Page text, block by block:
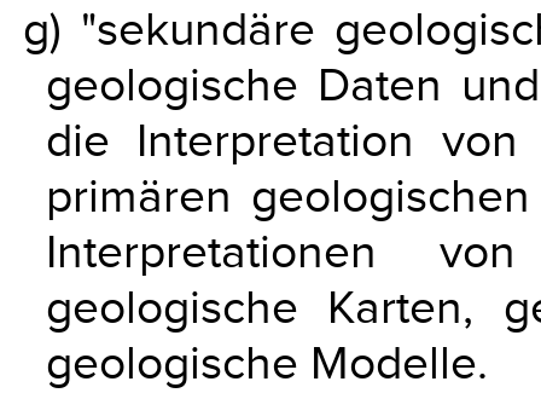
g) "sekundäre
geologische Daten
die Interpretation von
primären
Interpretationen
geologische Karten,
geologische Modelle.